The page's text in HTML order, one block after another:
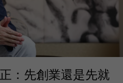
：先創業還是先就